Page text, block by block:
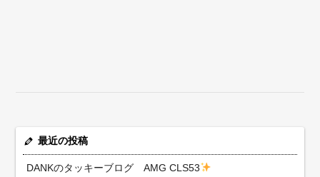
最近の投稿
DANKのタッキーブログ AMG CLS53